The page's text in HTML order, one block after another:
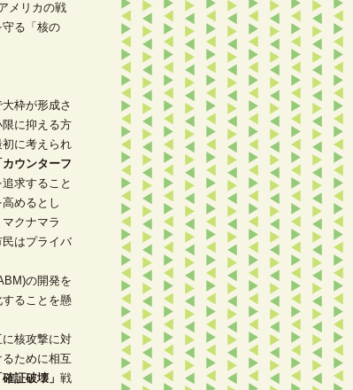
メリカの戦
る「核の
枠が形成さ
に抑える方
に考えられ
カウンターフ
求すること
めるとし
クナマラ
はプライバ
の開発を
ることを懸
核攻撃に対
ために相互
確証破壊」 戦